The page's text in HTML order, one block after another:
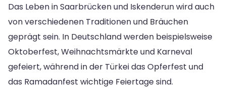
Das Leben in Saarbrücken und Iskenderun wird auch
von verschiedenen Traditionen und Bräuchen
geprägt sein. In Deutschland werden beispielsweise
Oktoberfest, Weihnachtsmärkte und Karneval
gefeiert, während in der Türkei das Opferfest und
das Ramadanfest wichtige Feiertage sind.